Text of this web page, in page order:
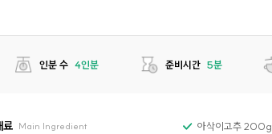
인분 수 4인분 준비시간 5분
료 Main Ingredient 아삭이고추 200g